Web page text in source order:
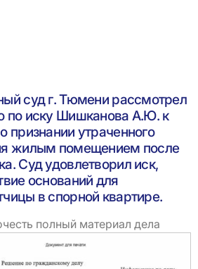
суд г. Тюмени рассмотрел
по иску Шишканова А.Ю. к
утраченного
жилым помещением после
Суд удовлетворил иск,
оснований для
в спорной квартире.
полный материал дела